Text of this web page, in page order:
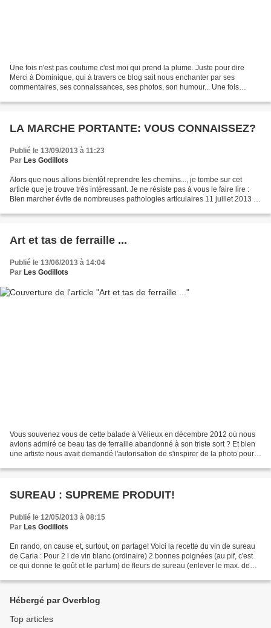
Une fois n'est pas coutume c'est moi qui prend la plume. Juste pour dire
Merci à Dominique, qui à travers ce blog sait nous enchanter par ses
commentaires, ses connaissances, ses photos, son humour... Une fois
LA MARCHE PORTANTE: VOUS CONNAISSEZ?
Publié le 13/09/2013 à 11:23
Par Les Godillots
Alors que nous allons bientôt reprendre les chemins..., je tombe sur cet
article que je trouve très intéressant. Je ne résiste pas à vous le faire lire :
Bien marcher évite de nombreuses pathologies articulaires 11 juillet 2013 -
Art et tas de ferraille ...
Publié le 13/06/2013 à 14:04
Par Les Godillots
Vous souvenez vous de cette balade à Vélieux en décembre 2012 où nous
avions admiré ce beau tas de ferraille abandonné à son triste sort ? Et bien
une artiste nous avait demandé l'autorisation de s'inspirer de la photo pour
SUREAU : SUPREME PRODUIT!
Publié le 12/05/2013 à 08:15
Par Les Godillots
En rando, on cause et, surtout, on partage! Voici la recette du vin de sureau
de Carla : Pour 2 l de vin blanc (ordinaire) 2 bonnes poignées (au pif, c'est
ce qui donne le goût et le parfum) de fleurs de sureau (enlever le max. de
Hébergé par Overblog
Top articles